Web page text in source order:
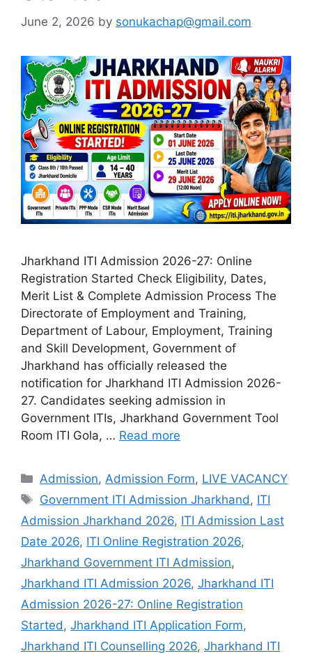
June 2, 2026 by sonukachap@gmail.com
Jharkhand ITI Admission 2026-27: Online
Registration Started Check Eligibility, Dates,
Merit List & Complete Admission Process The
Directorate of Employment and Training,
Department of Labour, Employment, Training
and Skill Development, Government of
Jharkhand has officially released the
notification for Jharkhand ITI Admission 2026-
27. Candidates seeking admission in
Government ITIs, Jharkhand Government Tool
Room ITI Gola, … Read more
Admission, Admission Form, LIVE VACANCY
Government ITI Admission Jharkhand , ITI
Admission Jharkhand 2026, ITI Admission Last
Date 2026, ITI Online Registration 2026,
Jharkhand Government ITI Admission,
Jharkhand ITI Admission 2026, Jharkhand ITI
Admission 2026-27: Online Registration
Started , Jharkhand ITI Application Form,
Jharkhand ITI Counselling 2026, Jharkhand ITI